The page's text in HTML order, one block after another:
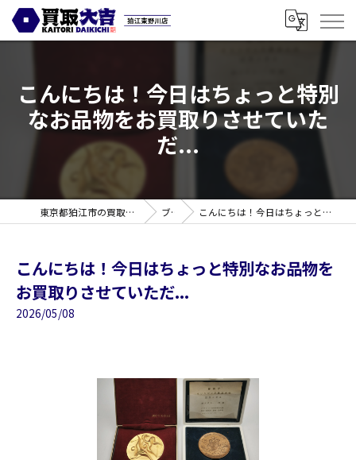
こんにちは！今日はちょっと特別
なお品物をお買取りさせていた
だ...
東京都狛江市の買取なら買取大吉 狛江東野川店 ブログ こんにちは！今日はちょっと特別なお品物をお買取りさせていただ...
こんにちは！今日はちょっと特別なお品物を
お買取りさせていただ...
2026/05/08